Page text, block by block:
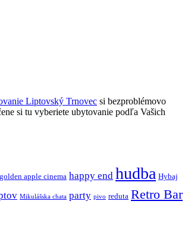
Liptovský Trnovec si bezproblémovo
si tu vyberiete ubytovanie podľa Vašich
golden apple cinema happy end hudba Hybaj
Mikulášska chata party pivo reduta Retro Bar